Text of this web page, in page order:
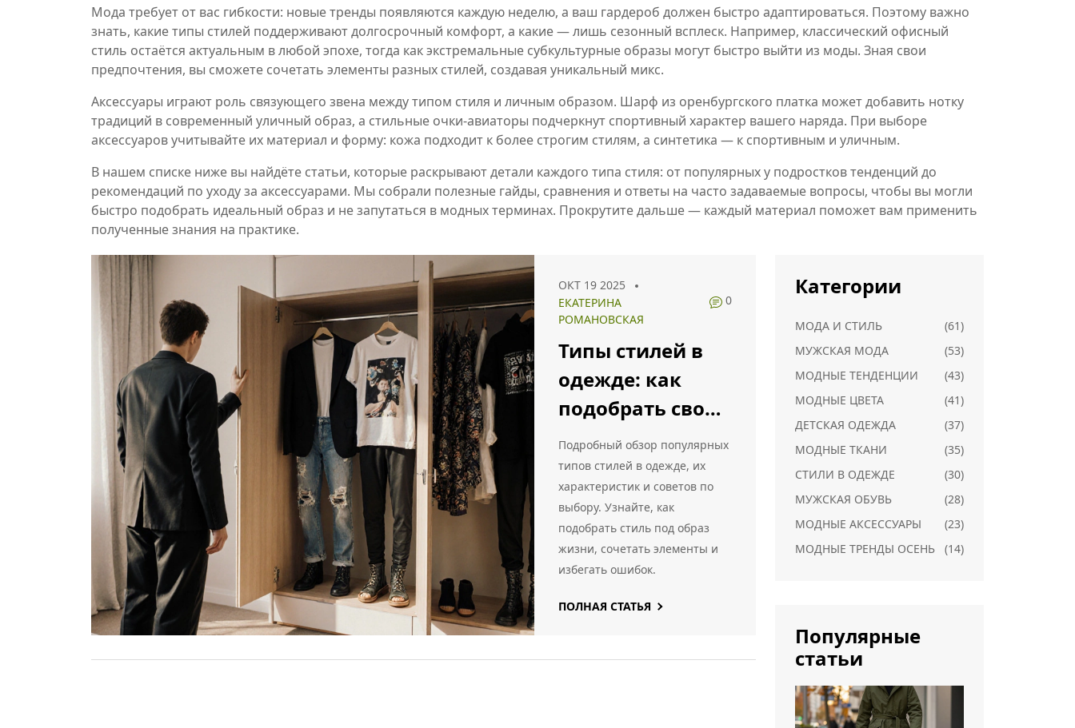
Мода требует от вас гибкости: новые тренды появляются каждую неделю, а ваш гардероб должен быстро адаптироваться. Поэтому важно
знать, какие типы стилей поддерживают долгосрочный комфорт, а какие — лишь сезонный всплеск. Например, классический офисный
стиль остаётся актуальным в любой эпохе, тогда как экстремальные субкультурные образы могут быстро выйти из моды. Зная свои
предпочтения, вы сможете сочетать элементы разных стилей, создавая уникальный микс.
Аксессуары играют роль связующего звена между типом стиля и личным образом. Шарф из оренбургского платка может добавить нотку
традиций в современный уличный образ, а стильные очки‑авиаторы подчеркнут спортивный характер вашего наряда. При выборе
аксессуаров учитывайте их материал и форму: кожа подходит к более строгим стилям, а синтетика — к спортивным и уличным.
В нашем списке ниже вы найдёте статьи, которые раскрывают детали каждого типа стиля: от популярных у подростков тенденций до
рекомендаций по уходу за аксессуарами. Мы собрали полезные гайды, сравнения и ответы на часто задаваемые вопросы, чтобы вы могли
быстро подобрать идеальный образ и не запутаться в модных терминах. Прокрутите дальше — каждый материал поможет вам применить
полученные знания на практике.
ОКТ 19 2025
ЕКАТЕРИНА
РОМАНОВСКАЯ
0
Типы стилей в
одежде: как
подобрать свой
образ
Подробный обзор популярных
типов стилей в одежде, их
характеристик и советов по
выбору. Узнайте, как
подобрать стиль под образ
жизни, сочетать элементы и
избегать ошибок.
ПОЛНАЯ СТАТЬЯ
Категории
МОДА И СТИЛЬ
(61)
МУЖСКАЯ МОДА
(53)
МОДНЫЕ ТЕНДЕНЦИИ
(43)
МОДНЫЕ ЦВЕТА
(41)
ДЕТСКАЯ ОДЕЖДА
(37)
МОДНЫЕ ТКАНИ
(35)
СТИЛИ В ОДЕЖДЕ
(30)
МУЖСКАЯ ОБУВЬ
(28)
МОДНЫЕ АКСЕССУАРЫ
(23)
МОДНЫЕ ТРЕНДЫ ОСЕНЬ
(14)
Популярные
статьи